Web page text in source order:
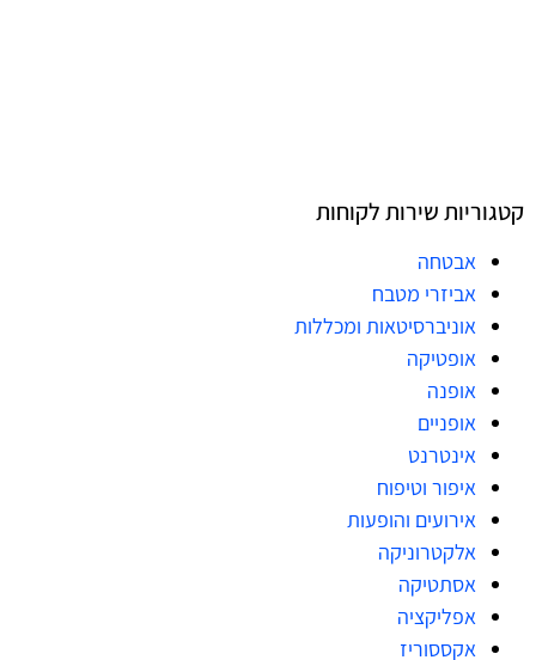
קטגוריות שירות לקוחות
אבטחה
אביזרי מטבח
אוניברסיטאות ומכללות
אופטיקה
אופנה
אופניים
אינטרנט
איפור וטיפוח
אירועים והופעות
אלקטרוניקה
אסתטיקה
אפליקציה
אקססוריז